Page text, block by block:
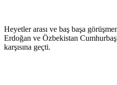
Heyetler arası ve baş başa
Erdoğan ve Özbekistan
karşısına geçti.